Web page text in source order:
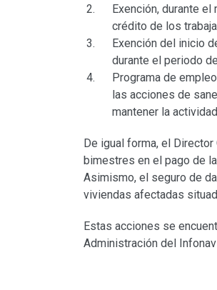
Exención, durante
crédito de los
Exención del inicio
durante el periodo
Programa de
las acciones de
mantener la
De igual forma, el
bimestres en el pago de
Asimismo, el seguro de
viviendas afectadas
Estas acciones se
Administración del